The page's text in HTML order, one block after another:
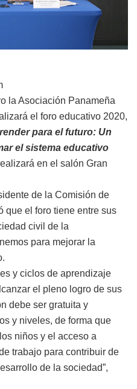
la Asociación Panameña
el foro educativo 2020,
para el futuro: Un
el sistema educativo
en el salón Gran
de la Comisión de
que el foro tiene entre sus
civil de la
para mejorar la
y ciclos de aprendizaje
el pleno logro de sus
debe ser gratuita y
y niveles, de forma que
niños y el acceso a
trabajo para contribuir de
de la sociedad”,